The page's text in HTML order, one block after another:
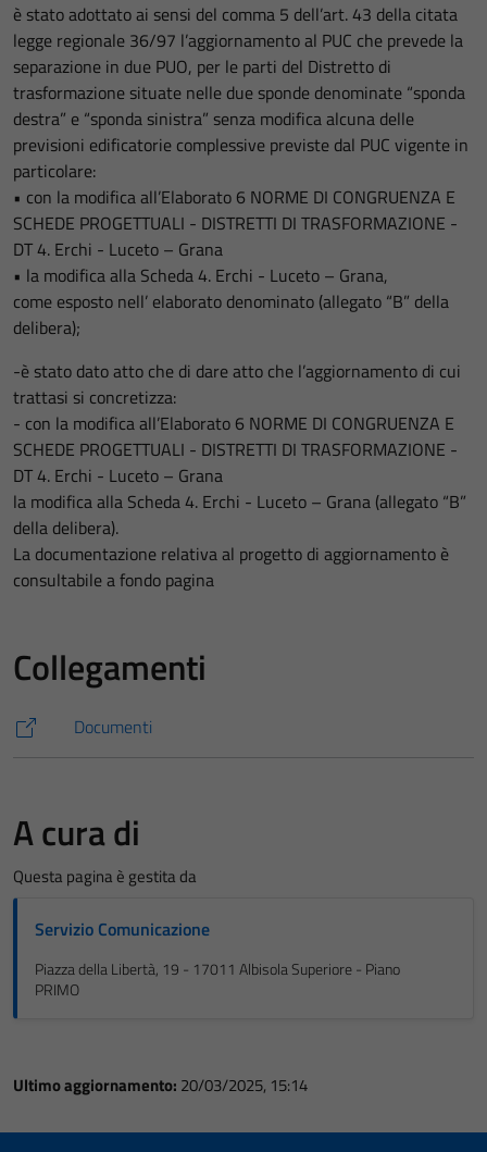
è stato adottato ai sensi del comma 5 dell’art. 43 della citata
legge regionale 36/97 l’aggiornamento al PUC che prevede la
separazione in due PUO, per le parti del Distretto di
trasformazione situate nelle due sponde denominate “sponda
destra” e “sponda sinistra” senza modifica alcuna delle
previsioni edificatorie complessive previste dal PUC vigente in
particolare:
• con la modifica all’Elaborato 6 NORME DI CONGRUENZA E
SCHEDE PROGETTUALI - DISTRETTI DI TRASFORMAZIONE -
DT 4. Erchi - Luceto – Grana
• la modifica alla Scheda 4. Erchi - Luceto – Grana,
come esposto nell’ elaborato denominato (allegato “B” della
delibera);
-è stato dato atto che di dare atto che l’aggiornamento di cui
trattasi si concretizza:
- con la modifica all’Elaborato 6 NORME DI CONGRUENZA E
SCHEDE PROGETTUALI - DISTRETTI DI TRASFORMAZIONE -
DT 4. Erchi - Luceto – Grana
la modifica alla Scheda 4. Erchi - Luceto – Grana (allegato “B”
della delibera).
La documentazione relativa al progetto di aggiornamento è
consultabile a fondo pagina
Collegamenti
Documenti
A cura di
Questa pagina è gestita da
Servizio Comunicazione
Piazza della Libertà, 19 - 17011 Albisola Superiore - Piano
PRIMO
Ultimo aggiornamento: 20/03/2025, 15:14